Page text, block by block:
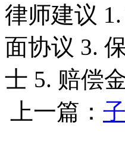
律师建议
面协议 3.
士 5. 赔偿
上一篇：